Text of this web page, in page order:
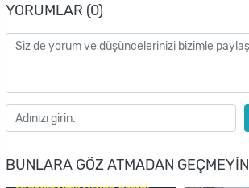
YORUMLAR (0)
BUNLARA GÖZ ATMADAN GEÇMEYIN